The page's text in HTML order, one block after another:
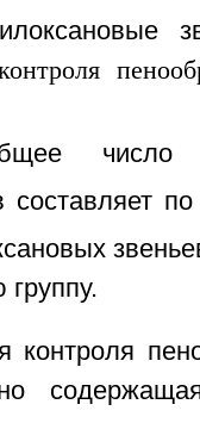
число
составляет
контроля